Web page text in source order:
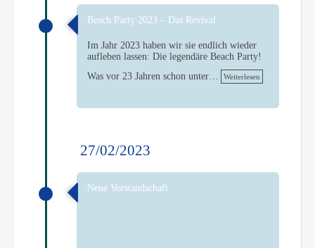
Beach Party 2023 – Das Revival
Im Jahr 2023 haben wir sie endlich wieder
aufleben lassen: Die legendäre Beach Party!
Was vor 23 Jahren schon unter…
Weiterlesen
27/02/2023
Neue Vorstandschaft